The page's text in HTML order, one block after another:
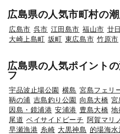
広島県の人気市町村の
広島市 呉市 江田島市 福山市 廿
大崎上島町 坂町 東広島市 竹原市
広島県の人気ポイント
フ
宇品波止場公園 横島 宮島フェリ
鞆の浦 吉島釣り公園 向島大橋 宮
因島・鏡浦港 安浦港 豊島大橋 地
尾道 ベイサイドビーチ 阿賀マリ
早瀬漁港 糸崎 大黒神島 的場海水